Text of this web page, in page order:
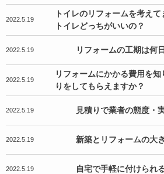
2022.5.19
トイレのリフォームを考え
トイレどっちがいいの？
2022.5.19 リフォームの工期は何
2022.5.19
リフォームにかかる費用を
りをしてもらえますか？
2022.5.19 見積りで業者の態度・
2022.5.19 新築とリフォームの大
2022.5.19 自宅で手軽に付けられ